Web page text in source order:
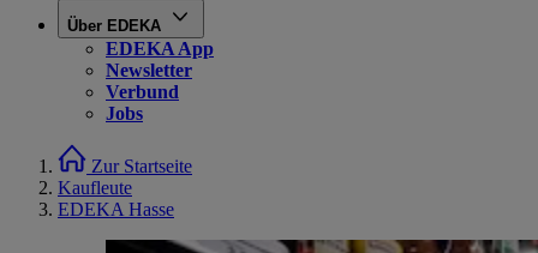
Über EDEKA
EDEKA App
Newsletter
Verbund
Jobs
Zur Startseite
Kaufleute
EDEKA Hasse